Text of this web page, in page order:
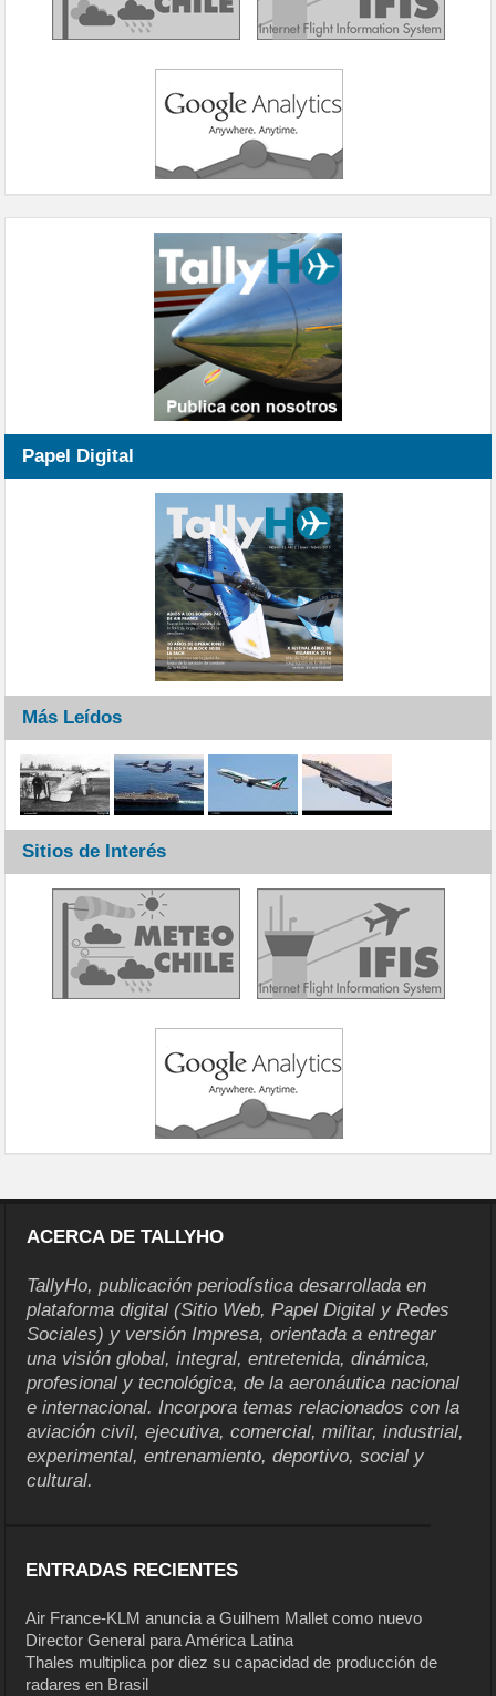
Papel Digital
Más Leídos
Sitios de Interés
ACERCA DE TALLYHO
TallyHo, publicación periodística desarrollada en
plataforma digital (Sitio Web, Papel Digital y Redes
Sociales) y versión Impresa, orientada a entregar
una visión global, integral, entretenida, dinámica,
profesional y tecnológica, de la aeronáutica nacional
e internacional. Incorpora temas relacionados con la
aviación civil, ejecutiva, comercial, militar, industrial,
experimental, entrenamiento, deportivo, social y
cultural.
ENTRADAS RECIENTES
Air France-KLM anuncia a Guilhem Mallet como nuevo
Director General para América Latina
Thales multiplica por diez su capacidad de producción de
radares en Brasil